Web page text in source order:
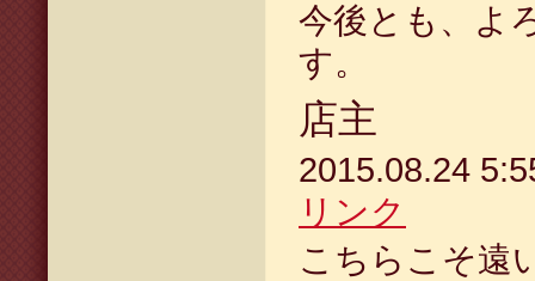
今後とも、よ
す。
店主
2015.08.24
リンク
こちらこそ遠